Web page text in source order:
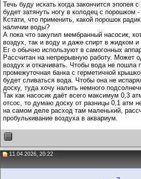
Течь буду искать когда закончится
будет затянуть ногу в колодец с порошком
Кстати, что применить, какой порошок
наличии воды?
А пока что закупил мембранный насосик,
воздух, так и воду и даже спирт в жидком и
Ег о обычно используют в самогонных
Рассчитан на непрерывную работу. Может
воздух и откачивать. Чтобы вода не пошла
промежуточная банка с герметичной
будет сливаться вода. Чтобы она не
доску, туда хочу налить немного
Так как насосик даёт всего максимум 0,3
отсос, то думаю доску от разницы 0,1 атм
на самом деле расход там маленький,
пробулькивание воздуха в аквариум.
11.04.2026, 20:22